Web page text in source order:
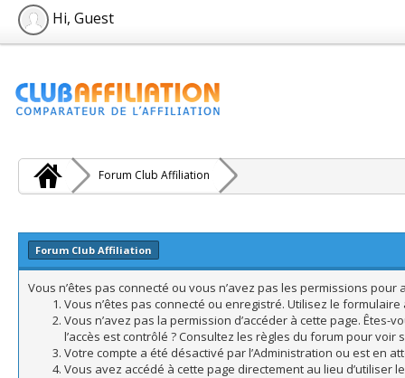
Hi, Guest
Forum Club Affiliation
Forum Club Affiliation
Vous n’êtes pas connecté ou vous n’avez pas les permissions
Vous n’êtes pas connecté ou enregistré. Utilisez le
Vous n’avez pas la permission d’accéder à cette page. Êtes-
l’accès est contrôlé ? Consultez les règles du forum pour
Votre compte a été désactivé par l’Administration ou est en
Vous avez accédé à cette page directement au lieu d’utiliser